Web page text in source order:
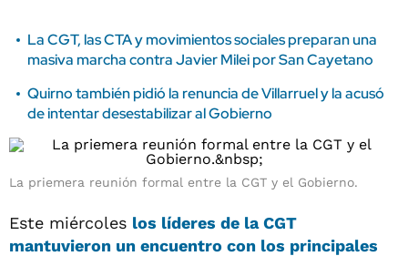
La CGT, las CTA y movimientos sociales preparan una
masiva marcha contra Javier Milei por San Cayetano
Quirno también pidió la renuncia de Villarruel y la acusó
de intentar desestabilizar al Gobierno
La priemera reunión formal entre la CGT y el Gobierno.
Este miércoles los líderes de la CGT
mantuvieron un encuentro con los principales